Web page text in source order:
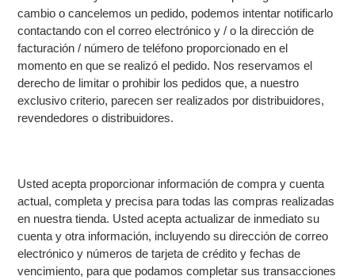
cambio o cancelemos un pedido, podemos intentar notificarlo
contactando con el correo electrónico y / o la dirección de
facturación / número de teléfono proporcionado en el
momento en que se realizó el pedido. Nos reservamos el
derecho de limitar o prohibir los pedidos que, a nuestro
exclusivo criterio, parecen ser realizados por distribuidores,
revendedores o distribuidores.
Usted acepta proporcionar información de compra y cuenta
actual, completa y precisa para todas las compras realizadas
en nuestra tienda. Usted acepta actualizar de inmediato su
cuenta y otra información, incluyendo su dirección de correo
electrónico y números de tarjeta de crédito y fechas de
vencimiento, para que podamos completar sus transacciones